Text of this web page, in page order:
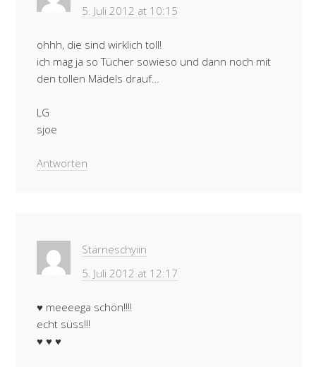
5. Juli 2012 at 10:15
ohhh, die sind wirklich toll!
ich mag ja so Tücher sowieso und dann noch mit
den tollen Mädels drauf…
LG
sjoe
Antworten
Stärneschyiin
5. Juli 2012 at 12:17
♥ meeeega schön!!!!
echt süss!!!
♥ ♥ ♥